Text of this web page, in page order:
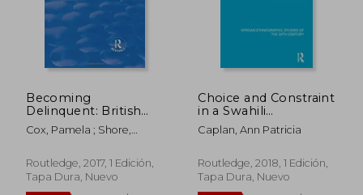
dcto. $ 183.06 dcto. $
Becoming
Delinquent: British
and European Youth,
1650-1950 (en Inglés)
Cox, Pamela ; Shore,
Routledge, 2017, 1 Edición,
Tapa Dura, Nuevo
Choice and Constraint
in a Swahili
Community:
Property, Hierarchy
on the East African
Coast (en Inglés)
Caplan, Ann Patricia
Routledge, 2018, 1 Edición,
Tapa Dura, Nuevo